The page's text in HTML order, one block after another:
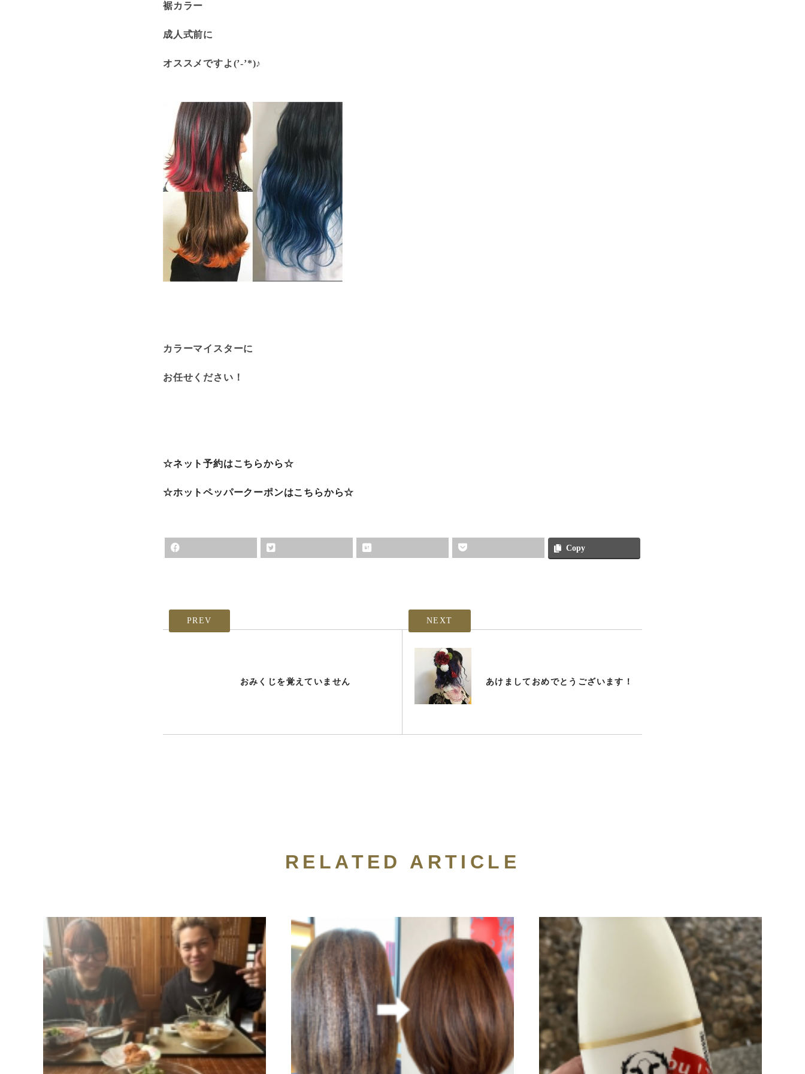
裾カラー
成人式前に
オススメですよ(’-’*)♪
カラーマイスターに
お任せください！
☆ネット予約はこちらから☆
☆ホットペッパークーポンはこちらから☆
Copy
PREV
おみくじを覚えていません
NEXT
あけましておめでとうございます！
RELATED ARTICLE